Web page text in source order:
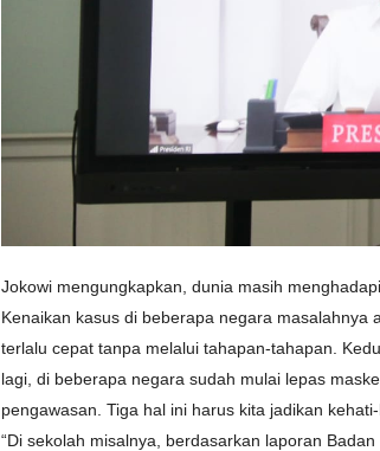
Jokowi mengungkapkan, dunia masih
Kenaikan kasus di beberapa negara
terlalu cepat tanpa melalui tahapan-tahapan.
lagi, di beberapa negara sudah mulai lepas
pengawasan. Tiga hal ini harus kita jadikan kehati-
“Di sekolah misalnya, berdasarkan laporan